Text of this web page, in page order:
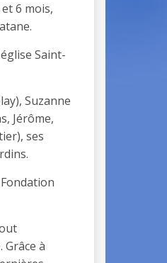
6 mois,
Saint-
Suzanne
Jérôme,
ses
à